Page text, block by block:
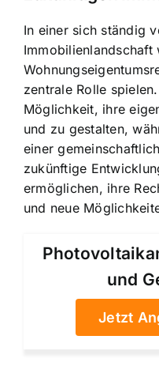
In einer sich ständig
Immobilienlandschaft
zentrale Rolle
Möglichkeit, ihre
und zu gestalten,
einer
zukünftige
ermöglichen, ihre
und neue
und
Jetzt